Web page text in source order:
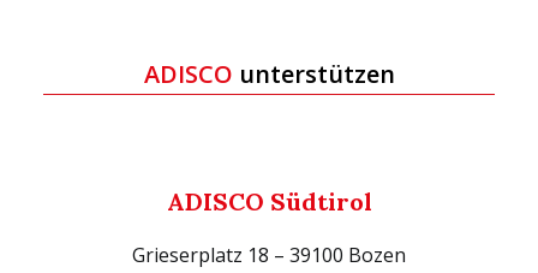
ADISCO unterstützen
ADISCO Südtirol
Grieserplatz 18 – 39100 Bozen